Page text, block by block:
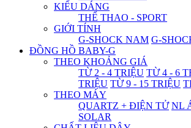
KIỂU DÁNG
THỂ THAO - SPORT
GIỚI TÍNH
G-SHOCK NAM G-
ĐỒNG HỒ BABY-G
THEO KHOẢNG GIÁ
TỪ 2 - 4 TRIỆU TỪ 4 - 6
TRIỆU TỪ 9 - 15 TRIỆU
THEO MÁY
QUARTZ + ĐIỆN TỬ NL
SOLAR